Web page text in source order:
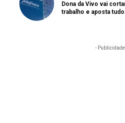
Dona da Vivo vai
trabalho e aposta
- Publicidade